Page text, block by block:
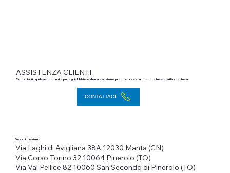
Contattaci in qualsiasi momento per ogni dubbio o domanda, siamo pronti ad assisterti con professionalità e cortesia.
CONTATTACI
ASSISTENZA CLIENTI
Dove ci troviamo
Via Laghi di Avigliana 38A 12030 Manta (CN)
Via Val Pellice 82 10060 San Secondo di Pinerolo (TO)
Via Corso Torino 32 10064 Pinerolo (TO)